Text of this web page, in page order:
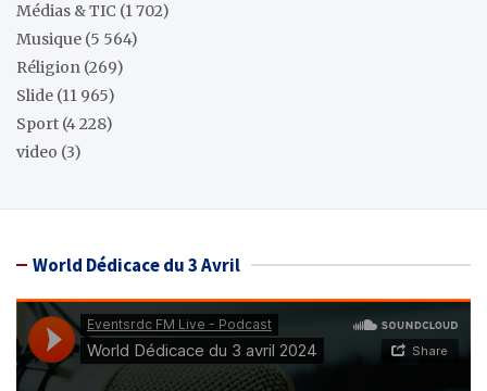
Médias & TIC (1 702)
Musique (5 564)
Réligion (269)
Slide (11 965)
Sport (4 228)
video (3)
World Dédicace du 3 Avril